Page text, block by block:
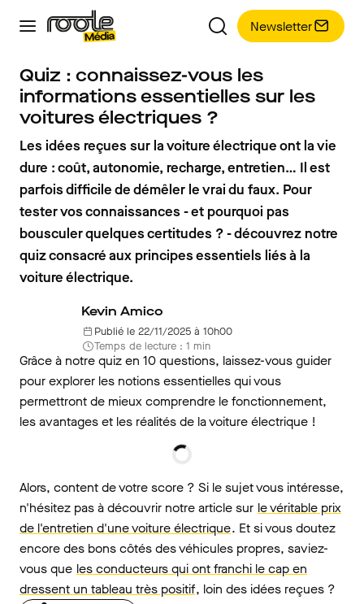
Newsletter
Quiz : connaissez-vous les
informations essentielles sur les
voitures électriques ?
Les idées reçues sur la voiture électrique ont la vie
dure : coût, autonomie, recharge, entretien… Il est
parfois difficile de démêler le vrai du faux. Pour
tester vos connaissances - et pourquoi pas
bousculer quelques certitudes ? - découvrez notre
quiz consacré aux principes essentiels liés à la
voiture électrique.
Kevin Amico
Publié le 22/11/2025 à 10h00
Temps de lecture : 1 min
Grâce à notre quiz en 10 questions, laissez-vous guider
pour explorer les notions essentielles qui vous
permettront de mieux comprendre le fonctionnement,
les avantages et les réalités de la voiture électrique !
Alors, content de votre score ? Si le sujet vous intéresse,
n'hésitez pas à découvrir notre article sur le véritable prix
de l'entretien d'une voiture électrique. Et si vous doutez
encore des bons côtés des véhicules propres, saviez-
vous que les conducteurs qui ont franchi le cap en
dressent un tableau très positif, loin des idées reçues ?